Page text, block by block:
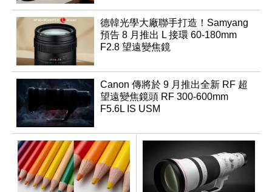
德韓光學大廠聯手打造！Samyang
預告 8 月推出 L 接環 60-180mm
F2.8 望遠變焦鏡
Canon 傳將於 9 月推出全新 RF 超
望遠變焦鏡頭 RF 300-600mm
F5.6L IS USM